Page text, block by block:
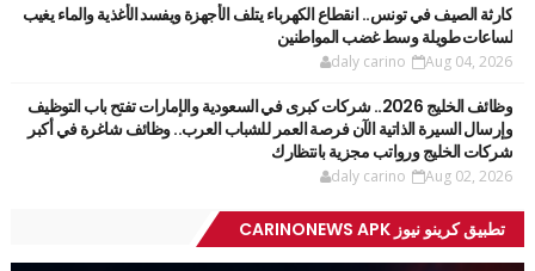
كارثة الصيف في تونس.. انقطاع الكهرباء يتلف الأجهزة ويفسد الأغذية والماء يغيب
لساعات طويلة وسط غضب المواطنين
daly carino Aug 04, 2026
وظائف الخليج 2026.. شركات كبرى في السعودية والإمارات تفتح باب التوظيف
وإرسال السيرة الذاتية الآن فرصة العمر للشباب العرب.. وظائف شاغرة في أكبر
شركات الخليج ورواتب مجزية بانتظارك
daly carino Aug 02, 2026
تطبيق كرينو نيوز CARINONEWS APK